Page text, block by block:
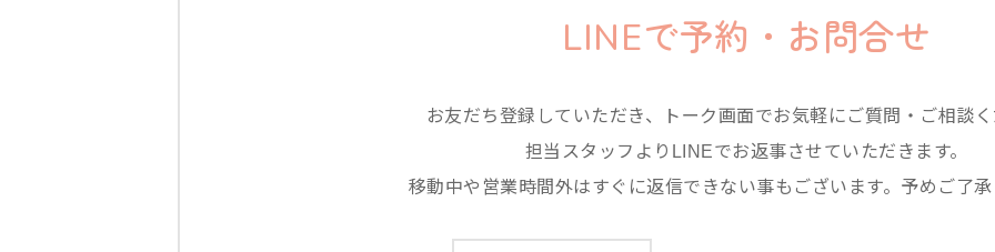
LINEで予約・お問合せ
お友だち登録していただき、トーク画面でお気軽にご質問・ご相談
担当スタッフよりLINEでお返事させていただきます。
移動中や営業時間外はすぐに返信できない事もございます。予めご了